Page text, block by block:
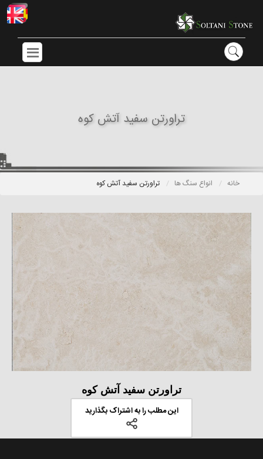
تراورتن سفید آتش کوه
خانه انواع سنگ ها تراورتن سفید آتش کوه
تراورتن سفید آتش کوه
این مطلب را به اشتراک بگذارید